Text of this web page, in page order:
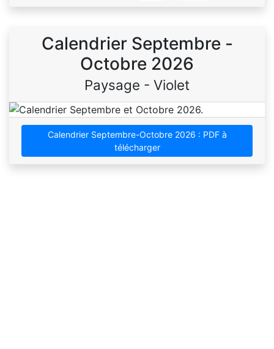
Calendrier Septembre -
Octobre 2026
Paysage - Violet
Calendrier Septembre-Octobre 2026 : PDF à
télécharger